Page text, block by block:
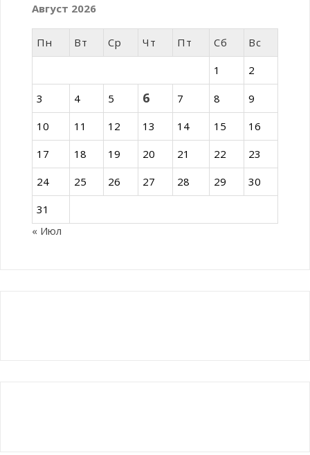
Август 2026
Пн Вт Ср Чт Пт Сб
Вс
1
2
3 4 5 6 7 8
9
10
11 12 13 14 15
16
17
18 19 20 21 22
23
24
25 26 27 28 29
30
31
« Июл